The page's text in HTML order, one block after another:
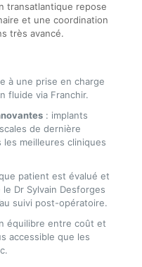
transatlantique repose
et une coordination
très avancé.
à une prise en charge
fluide via Franchir.
: implants
de dernière
meilleures cliniques
patient est évalué et
Dr Sylvain Desforges
suivi post-opératoire.
équilibre entre coût et
accessible que les